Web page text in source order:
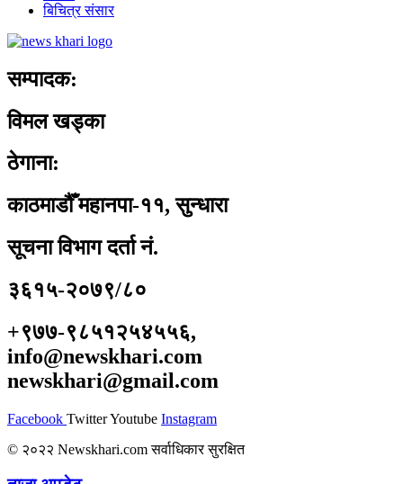
बिचित्र संसार
सम्पादक:
विमल खड्का
ठेगाना:
काठमाडौँ महानपा-११, सुन्धारा
सूचना विभाग दर्ता नं.
३६१५-२०७९/८०
+९७७-९८५१२५४५५६,
info@newskhari.com
newskhari@gmail.com
Facebook TwitterYoutube Instagram
© २०२२ Newskhari.com सर्वाधिकार सुरक्षित